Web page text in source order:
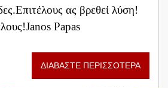
ας βρεθεί λύση!
Papas
ΔΙΑΒΑΣΤΕ ΠΕΡΙΣΣΟΤΕΡΑ